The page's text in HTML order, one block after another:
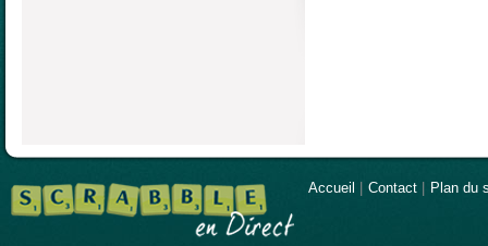
Accueil Contact Plan du